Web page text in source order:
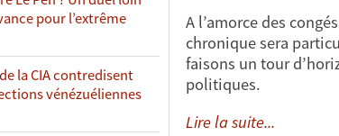
pour l’extrême
la CIA contredisent
vénézuéliennes
A l’amorce des
chronique sera
faisons un tour
politiques.
Lire la suite...